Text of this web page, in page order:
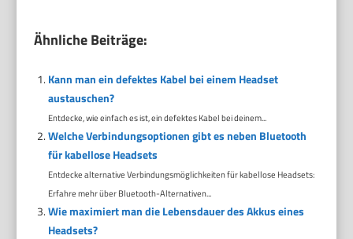
Ähnliche Beiträge:
Kann man ein defektes Kabel bei einem Headset
austauschen?
Entdecke, wie einfach es ist, ein defektes Kabel bei deinem...
Welche Verbindungsoptionen gibt es neben Bluetooth
für kabellose Headsets
Entdecke alternative Verbindungsmöglichkeiten für kabellose Headsets:
Erfahre mehr über Bluetooth-Alternativen...
Wie maximiert man die Lebensdauer des Akkus eines
Headsets?